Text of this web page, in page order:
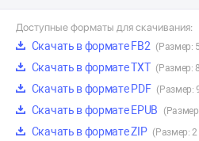
Доступные форматы для скачивания:
Скачать в формате FB2 (Размер:
Скачать в формате TXT (Размер:
Скачать в формате PDF (Размер:
Скачать в формате EPUB
Скачать в формате ZIP (Размер: 2